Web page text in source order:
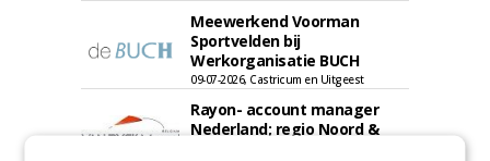
Meewerkend Voorman
Sportvelden bij
Werkorganisatie BUCH
09-07-2026, Castricum en Uitgeest
Rayon- account manager
Nederland; regio Noord &